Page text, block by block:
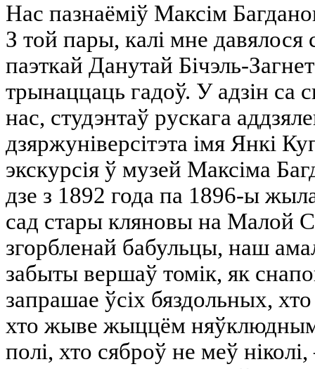
Нас пазнаёміў Максім
З той пары, калі мне давялося
паэткай Данутай Бічэль-
трынаццаць гадоў. У адзін са
нас, студэнтаў рускага
дзяржуніверсітэта імя Янкі
экскурсія ў музей Максіма
дзе з 1892 года па 1896-ы
сад стары кляновы на Малой
згорбленай бабульцы, наш
забыты вершаў томік, як
запрашае ўсіх бяздольных,
хто жыве жыццём
полі, хто сяброў не меў